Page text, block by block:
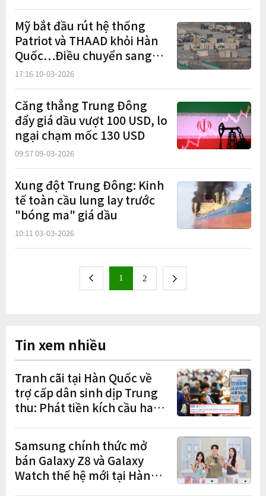
Mỹ bắt đầu rút hệ thống
Patriot và THAAD khỏi Hàn
Quốc…Điều chuyển sang
Trung Đông
17:16 10-03-2026
Căng thẳng Trung Đông
đẩy giá dầu vượt 100 USD, lo
ngại chạm mốc 130 USD
09:57 09-03-2026
Xung đột Trung Đông: Kinh
tế toàn cầu lung lay trước
"bóng ma" giá dầu
10:11 03-03-2026
previous 1 2 next
Tin xem nhiều
Tranh cãi tại Hàn Quốc về
trợ cấp dân sinh dịp Trung
thu: Phát tiền kích cầu hay
Samsung chính thức mở
bán Galaxy Z8 và Galaxy
Watch thế hệ mới tại Hàn